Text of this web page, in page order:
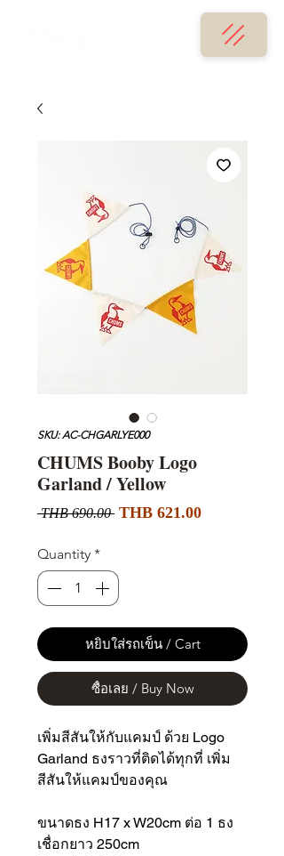
SKU: AC-CHGARLYE000
CHUMS Booby Logo
Garland / Yellow
THB 690.00 Regular
THB 621.00Sale
Quantity *
หยิบใส่รถเข็น / Cart
ซื้อเลย / Buy Now
เพิ่มสีสันให้กับแคมป์ ด้วย Logo
Garland ธงราวที่ติดได้ทุกที่ เพิ่ม
สีสันให้แคมป์ของคุณ
ขนาดธง H17 x W20cm ต่อ 1 ธง
เชื่อกยาว 250cm